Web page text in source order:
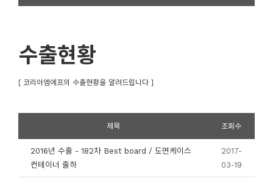
수출현황
[ 코리아엠에프의 수출현황을 알려드립니다 ]
제목 조회수
2016년 수출 - 182차 Best board / 도면케이스
컨테이너 출하
2017-
03-19